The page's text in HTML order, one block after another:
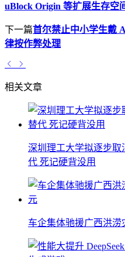
uBlock Origin 等扩展生存空
下一篇首尔禁止中小学生戴
律按作弊处理
相关文章
深圳理工大学拟逐步
代 死记硬背没用
车企集体驰援广西洪涝